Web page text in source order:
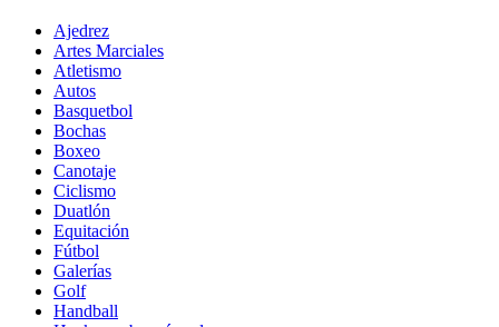
Ajedrez
Artes Marciales
Atletismo
Autos
Basquetbol
Bochas
Boxeo
Canotaje
Ciclismo
Duatlón
Equitación
Fútbol
Galerías
Golf
Handball